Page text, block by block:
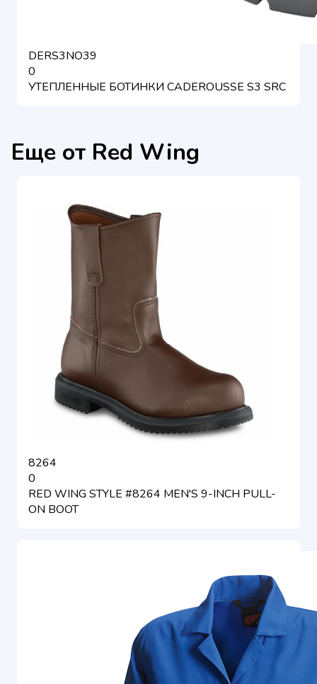
DERS3NO39
0
УТЕПЛЕННЫЕ БОТИНКИ CADEROUSSE S3 SRC
Еще от Red Wing
8264
0
RED WING STYLE #8264 MEN'S 9-INCH PULL-
ON BOOT